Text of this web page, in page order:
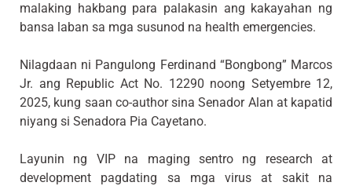
malaking hakbang para palakasin ang kakayahan ng
bansa laban sa mga susunod na health emergencies.
Nilagdaan ni Pangulong Ferdinand “Bongbong” Marcos
Jr. ang Republic Act No. 12290 noong Setyembre 12,
2025, kung saan co-author sina Senador Alan at kapatid
niyang si Senadora Pia Cayetano.
Layunin ng VIP na maging sentro ng research at
development pagdating sa mga virus at sakit na